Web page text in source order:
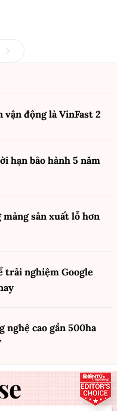
động là VinFast 2
hạn bảo hành 5 năm
sản xuất lỗ hơn
trải nghiệm Google
nghệ cao gần 500ha